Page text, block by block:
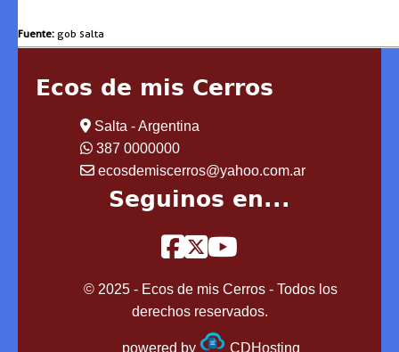
Fuente: gob salta
Ecos de mis Cerros
Salta - Argentina
387 0000000
ecosdemiscerros@yahoo.com.ar
Seguinos en...
© 2025 - Ecos de mis Cerros - Todos los
derechos reservados.
powered by CDHosting